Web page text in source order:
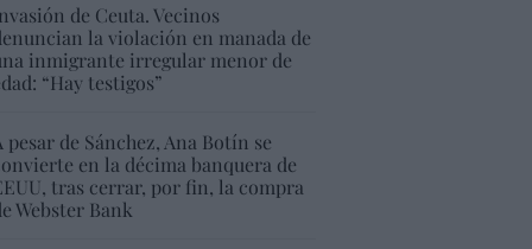
de Ceuta. Vecinos
la violación en manada de
inmigrante irregular menor de
“Hay testigos”
pesar de Sánchez, Ana Botín se
en la décima banquera de
tras cerrar, por fin, la compra
Webster Bank